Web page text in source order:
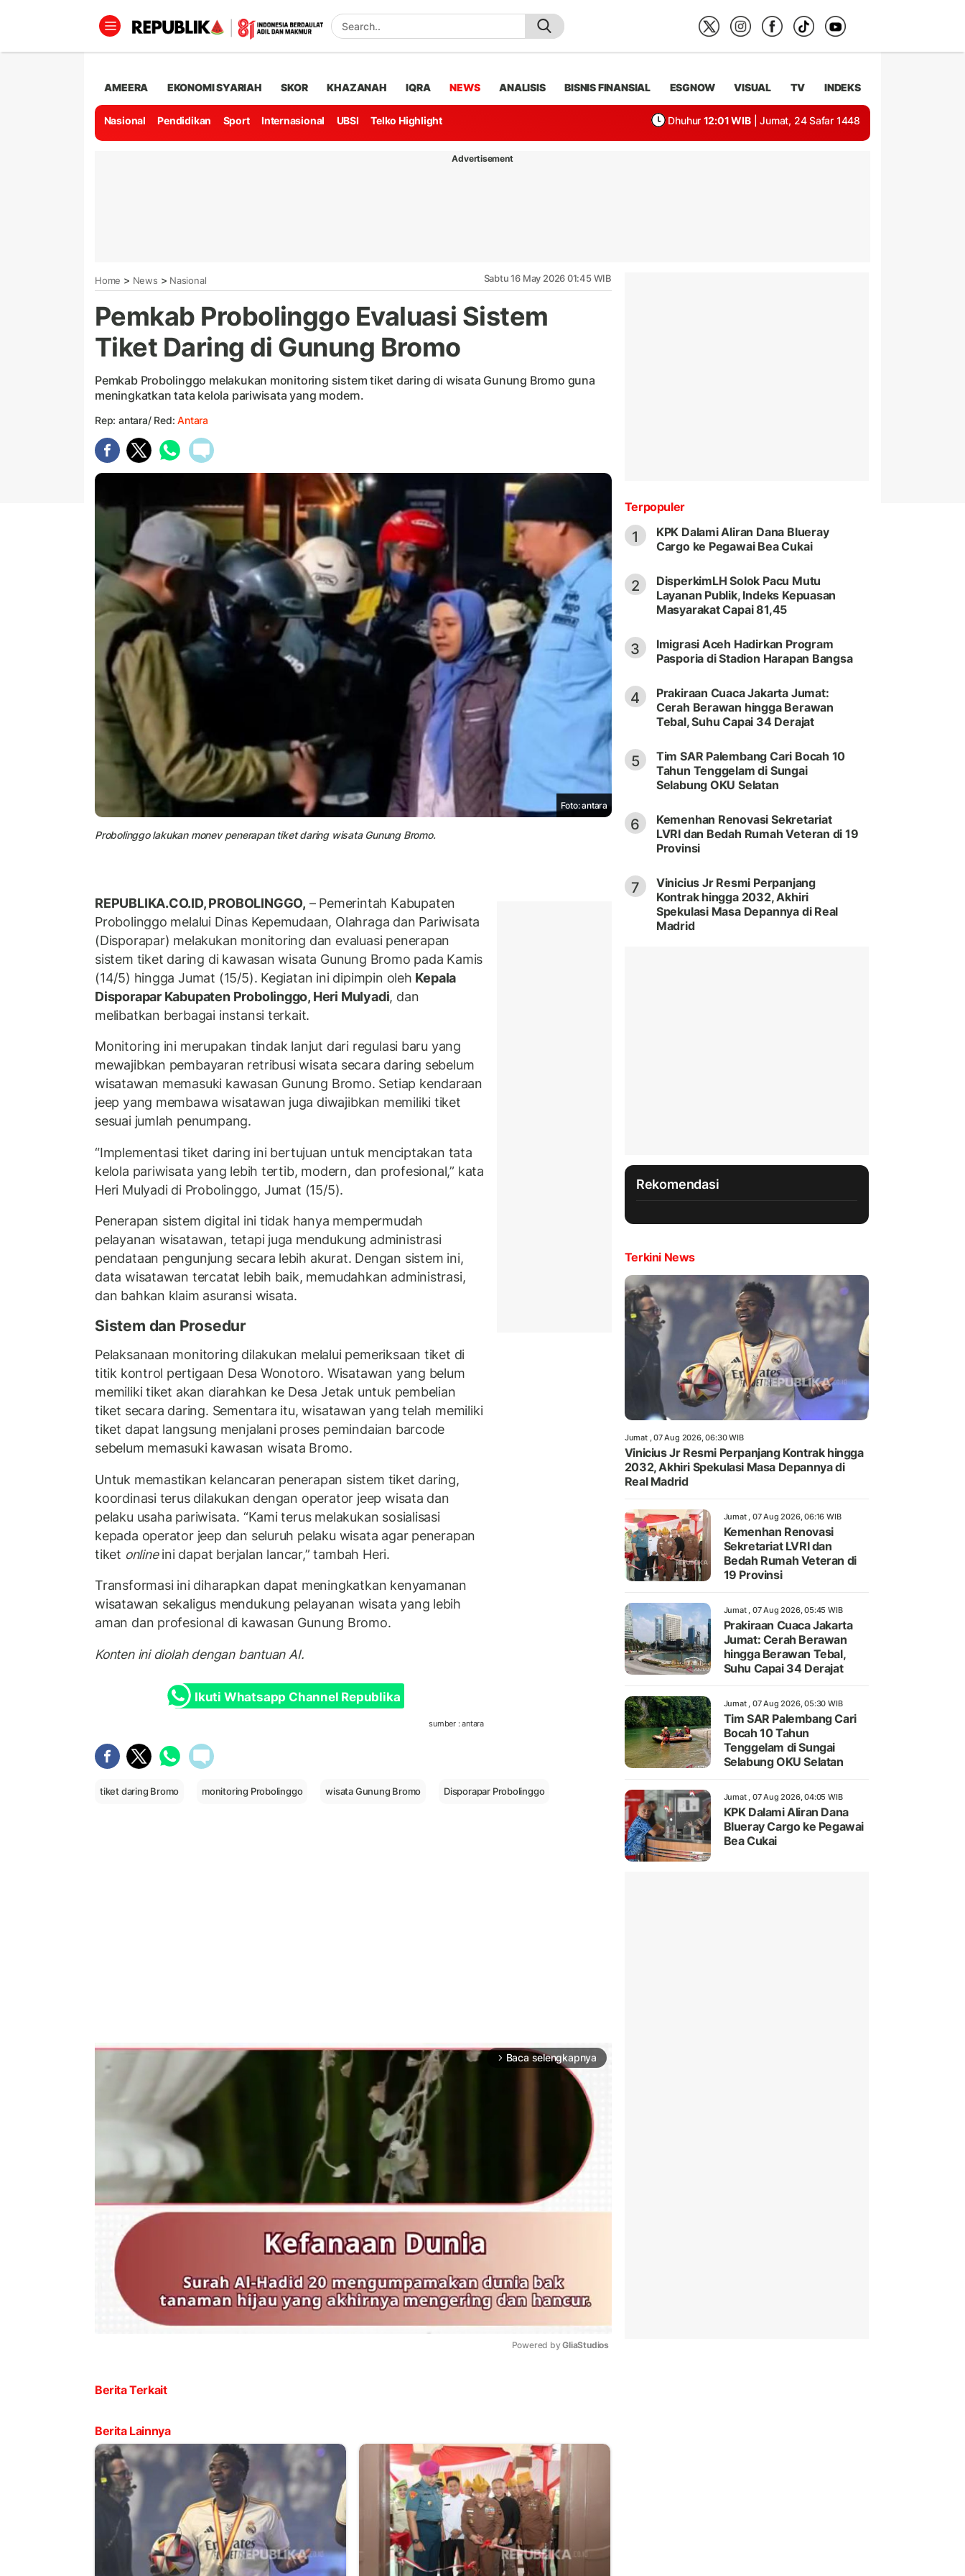
AMEERA EKONOMI SYARIAH SKOR KHAZANAH IQRA NEWS ANALISIS BISNIS FINANSIAL ESGNOW VISUAL TV INDEKS
Nasional Pendidikan Sport Internasional UBSI Telko Highlight Dhuhur 12:01 WIB | Jumat, 24 Safar 1448
Advertisement
Home > News > Nasional Sabtu 16 May 2026 01:45 WIB
Pemkab Probolinggo Evaluasi Sistem
Tiket Daring di Gunung Bromo
Pemkab Probolinggo melakukan monitoring sistem tiket daring di wisata Gunung Bromo guna
meningkatkan tata kelola pariwisata yang modern.
Rep: antara/ Red:Antara
Foto: antara
Probolinggo lakukan monev penerapan tiket daring wisata Gunung Bromo.
REPUBLIKA.CO.ID, PROBOLINGGO, – Pemerintah Kabupaten
Probolinggo melalui Dinas Kepemudaan, Olahraga dan Pariwisata
(Disporapar) melakukan monitoring dan evaluasi penerapan
sistem tiket daring di kawasan wisata Gunung Bromo pada Kamis
(14/5) hingga Jumat (15/5). Kegiatan ini dipimpin oleh Kepala
Disporapar Kabupaten Probolinggo, Heri Mulyadi, dan
melibatkan berbagai instansi terkait.
Monitoring ini merupakan tindak lanjut dari regulasi baru yang
mewajibkan pembayaran retribusi wisata secara daring sebelum
wisatawan memasuki kawasan Gunung Bromo. Setiap kendaraan
jeep yang membawa wisatawan juga diwajibkan memiliki tiket
sesuai jumlah penumpang.
“Implementasi tiket daring ini bertujuan untuk menciptakan tata
kelola pariwisata yang lebih tertib, modern, dan profesional,” kata
Heri Mulyadi di Probolinggo, Jumat (15/5).
Penerapan sistem digital ini tidak hanya mempermudah
pelayanan wisatawan, tetapi juga mendukung administrasi
pendataan pengunjung secara lebih akurat. Dengan sistem ini,
data wisatawan tercatat lebih baik, memudahkan administrasi,
dan bahkan klaim asuransi wisata.
Sistem dan Prosedur
Pelaksanaan monitoring dilakukan melalui pemeriksaan tiket di
titik kontrol pertigaan Desa Wonotoro. Wisatawan yang belum
memiliki tiket akan diarahkan ke Desa Jetak untuk pembelian
tiket secara daring. Sementara itu, wisatawan yang telah memiliki
tiket dapat langsung menjalani proses pemindaian barcode
sebelum memasuki kawasan wisata Bromo.
Untuk memastikan kelancaran penerapan sistem tiket daring,
koordinasi terus dilakukan dengan operator jeep wisata dan
pelaku usaha pariwisata. “Kami terus melakukan sosialisasi
kepada operator jeep dan seluruh pelaku wisata agar penerapan
tiket onlineini dapat berjalan lancar,” tambah Heri.
Transformasi ini diharapkan dapat meningkatkan kenyamanan
wisatawan sekaligus mendukung pelayanan wisata yang lebih
aman dan profesional di kawasan Gunung Bromo.
Konten ini diolah dengan bantuan AI.
Ikuti Whatsapp Channel Republika
sumber : antara
tiket daring Bromo monitoring Probolinggo wisata Gunung Bromo Disporapar Probolinggo
arrow_forward_ios Baca selengkapnya
Powered by GliaStudios
Berita Terkait
Berita Lainnya
Terpopuler
1
KPK Dalami Aliran Dana Blueray
Cargo ke Pegawai Bea Cukai
2
DisperkimLH Solok Pacu Mutu
Layanan Publik, Indeks Kepuasan
Masyarakat Capai 81,45
3
Imigrasi Aceh Hadirkan Program
Pasporia di Stadion Harapan Bangsa
4
Prakiraan Cuaca Jakarta Jumat:
Cerah Berawan hingga Berawan
Tebal, Suhu Capai 34 Derajat
5
Tim SAR Palembang Cari Bocah 10
Tahun Tenggelam di Sungai
Selabung OKU Selatan
6
Kemenhan Renovasi Sekretariat
LVRI dan Bedah Rumah Veteran di 19
Provinsi
7
Vinicius Jr Resmi Perpanjang
Kontrak hingga 2032, Akhiri
Spekulasi Masa Depannya di Real
Madrid
Rekomendasi
Terkini News
Jumat , 07 Aug 2026, 06:30 WIB
Vinicius Jr Resmi Perpanjang Kontrak hingga
2032, Akhiri Spekulasi Masa Depannya di
Real Madrid
Jumat , 07 Aug 2026, 06:16 WIB
Kemenhan Renovasi
Sekretariat LVRI dan
Bedah Rumah Veteran di
19 Provinsi
Jumat , 07 Aug 2026, 05:45 WIB
Prakiraan Cuaca Jakarta
Jumat: Cerah Berawan
hingga Berawan Tebal,
Suhu Capai 34 Derajat
Jumat , 07 Aug 2026, 05:30 WIB
Tim SAR Palembang Cari
Bocah 10 Tahun
Tenggelam di Sungai
Selabung OKU Selatan
Jumat , 07 Aug 2026, 04:05 WIB
KPK Dalami Aliran Dana
Blueray Cargo ke Pegawai
Bea Cukai